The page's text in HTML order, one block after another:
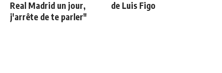
Real Madrid un jour,
j'arrête de te parler"
de Luis Figo